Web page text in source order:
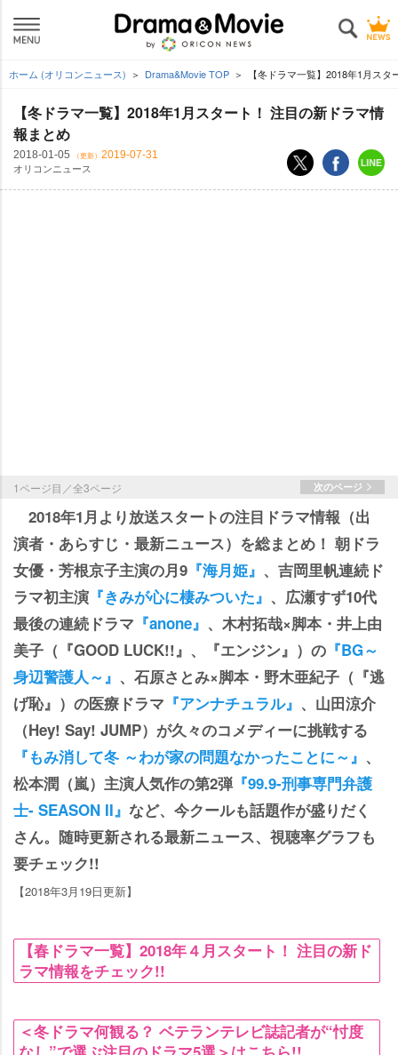
ホーム (オリコンニュース) Drama&Movie TOP 【冬ドラマ一覧】2018年1月ス
【冬ドラマ一覧】2018年1月スタート！ 注目の新ドラマ情
報まとめ
2018-01-05 （更新） 2019-07-31
オリコンニュース
1ページ目／全3ページ 次のページ
2018年1月より放送スタートの注目ドラマ情報（出
演者・あらすじ・最新ニュース）を総まとめ！ 朝ドラ
女優・芳根京子主演の月9 『海月姫』 、吉岡里帆連続ド
ラマ初主演 『きみが心に棲みついた』 、広瀬すず10代
最後の連続ドラマ 『anone』 、木村拓哉×脚本・井上由
美子（『GOOD LUCK!!』、『エンジン』）の 『BG～
身辺警護人～』 、石原さとみ×脚本・野木亜紀子（『逃
げ恥』）の医療ドラマ 『アンナチュラル』 、山田涼介
（Hey! Say! JUMP）が久々のコメディーに挑戦する
『もみ消して冬 ～わが家の問題なかったことに～』 、
松本潤（嵐）主演人気作の第2弾 『99.9-刑事専門弁護
士- SEASON II』 など、今クールも話題作が盛りだく
さん。随時更新される最新ニュース、視聴率グラフも
要チェック!!
【2018年3月19日更新】
【春ドラマ一覧】2018年４月スタート！ 注目の新ド
ラマ情報をチェック!!
＜冬ドラマ何観る？ ベテランテレビ誌記者が“忖度